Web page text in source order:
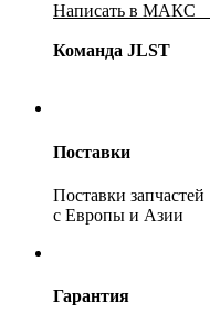
Написать в МАКС
Команда JLST
Поставки
Поставки запчастей
с Европы и Азии
Гарантия